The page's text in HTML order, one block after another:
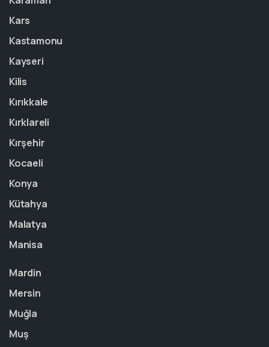
Kars
Kastamonu
Kayseri
Kilis
Kırıkkale
Kırklareli
Kırşehir
Kocaeli
Konya
Kütahya
Malatya
Manisa
Mardin
Mersin
Muğla
Muş